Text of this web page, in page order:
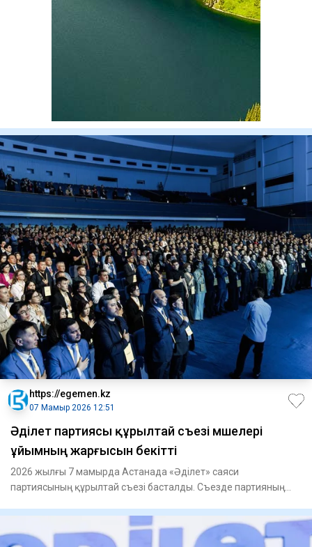
https://egemen.kz
07 Мамыр 2026 12:51
Әділет партиясы құрылтай съезі мүшелері
ұйымның жарғысын бекітті
2026 жылғы 7 мамырда Астанада «Әділет» саяси
партиясының құрылтай съезі басталды. Съезде партияның